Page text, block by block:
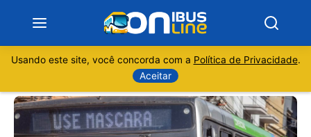
Sobre
Usando este site, você concorda com a Política de Privacidade.
Aceitar